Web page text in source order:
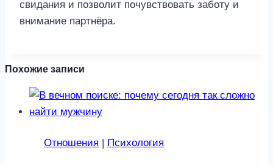
Похожие записи
Отношения Психология